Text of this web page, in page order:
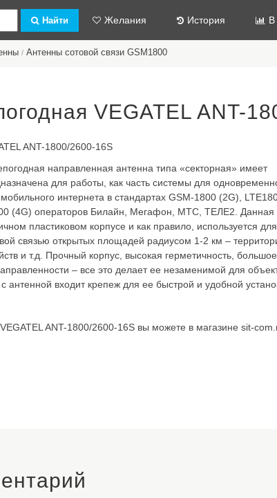
Найти Желания История В
/ Антенны сотовой связи GSM1800
VEGATEL ANT-
направленная антенна типа «секторная» имеет
для работы, как часть системы для
интернета в стандартах GSM-1800 (2G),
(4G) операторов Билайн, Мегафон, МТС, ТЕЛЕ2. Данная
пластиковом корпусе и как правило, используется для
связью открытых площадей радиусом 1-2 км –
и т.д. Прочный корпус, высокая герметичность, большое
– все это делает ее незаменимой для
антенной входит крепеж для ее быстрой и удобной
ANT-1800/2600-16S вы можете в магазине sit-